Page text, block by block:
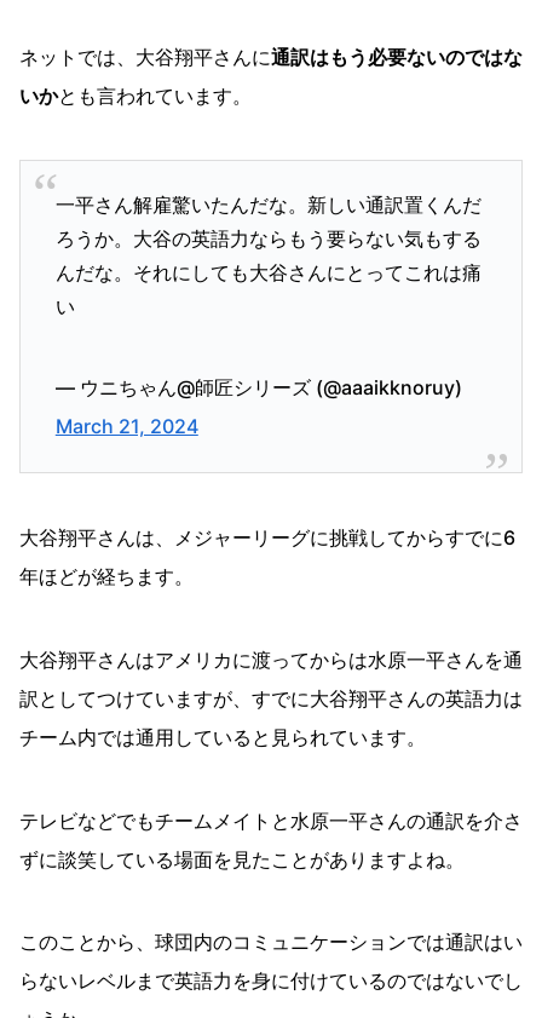
ネットでは、大谷翔平さんに通訳はもう必要ないのではな
いかとも言われています。
一平さん解雇驚いたんだな。新しい通訳置くんだ
ろうか。大谷の英語力ならもう要らない気もする
んだな。それにしても大谷さんにとってこれは痛
い
— ウニちゃん@師匠シリーズ (@aaaikknoruy)
March 21, 2024
大谷翔平さんは、メジャーリーグに挑戦してからすでに6
年ほどが経ちます。
大谷翔平さんはアメリカに渡ってからは水原一平さんを通
訳としてつけていますが、すでに大谷翔平さんの英語力は
チーム内では通用していると見られています。
テレビなどでもチームメイトと水原一平さんの通訳を介さ
ずに談笑している場面を見たことがありますよね。
このことから、球団内のコミュニケーションでは通訳はい
らないレベルまで英語力を身に付けているのではないでし